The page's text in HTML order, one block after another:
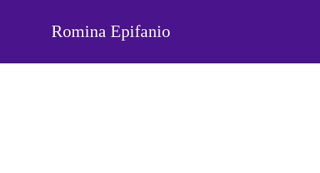
Romina Epifanio